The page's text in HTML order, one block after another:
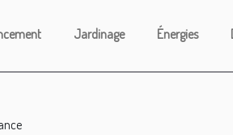
Jardinage Énergies